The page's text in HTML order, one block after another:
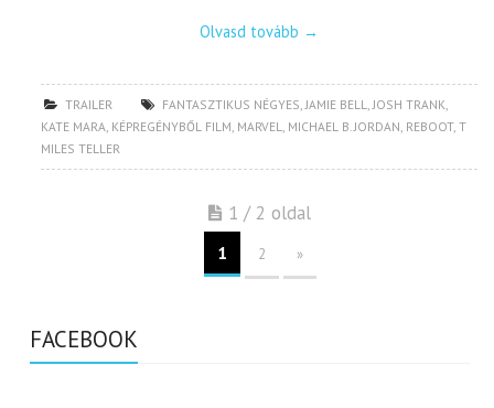
Olvasd tovább →
TRAILER FANTASZTIKUS NÉGYES,JAMIE BELL,JOSH TRANK,
KATE MARA, KÉPREGÉNYBŐL FILM, MARVEL, MICHAEL B. JORDAN, REBOOT,T
MILES TELLER
1 / 2 oldal
1 2 »
FACEBOOK